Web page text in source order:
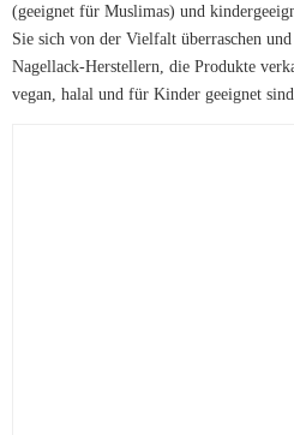
(geeignet für Muslimas) und
Sie sich von der Vielfalt überraschen
Nagellack-Herstellern, die Produkte
vegan, halal und für Kinder geeignet sind.